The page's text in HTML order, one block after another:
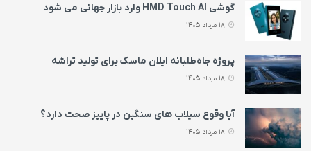
گوشی HMD Touch AI وارد بازار جهانی می‌ شود
پروژه جاه‌طلبانه ایلان ماسک برای تولید تراشه
آیا وقوع سیلاب های سنگین در پاییز صحت دارد؟